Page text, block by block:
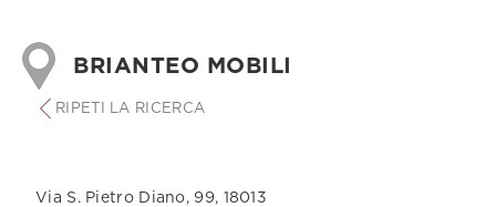
BRIANTEO MOBILI
RIPETI LA RICERCA
Via S. Pietro Diano, 99, 18013